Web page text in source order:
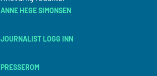
ANNE HEGE SIMONSEN
JOURNALIST LOGG INN
PRESSEROM